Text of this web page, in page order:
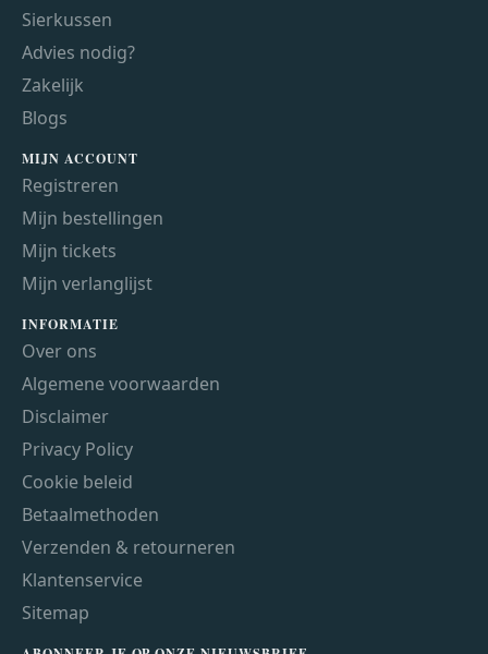
Sierkussen
Advies nodig?
Zakelijk
Blogs
MIJN ACCOUNT
Registreren
Mijn bestellingen
Mijn tickets
Mijn verlanglijst
INFORMATIE
Over ons
Algemene voorwaarden
Disclaimer
Privacy Policy
Cookie beleid
Betaalmethoden
Verzenden & retourneren
Klantenservice
Sitemap